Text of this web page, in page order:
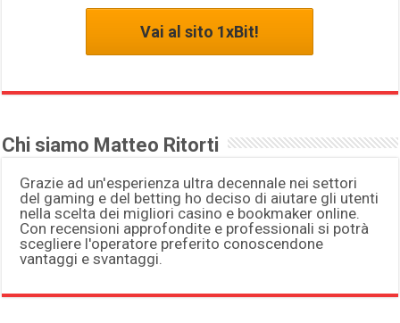
Vai al sito 1xBit!
Chi siamo Matteo Ritorti
Grazie ad un'esperienza ultra decennale nei settori
del gaming e del betting ho deciso di aiutare gli utenti
nella scelta dei migliori casino e bookmaker online.
Con recensioni approfondite e professionali si potrà
scegliere l'operatore preferito conoscendone
vantaggi e svantaggi.